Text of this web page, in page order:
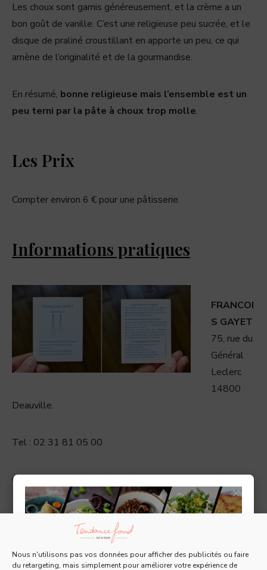
Nous n'utilisons pas vos données pour afficher des publicités ou faire
du retargeting, mais simplement pour améliorer votre expérience de
Les choux sont garnis généreusement, et la crème a un
bon goût de vanille. C’est une religieuse peu sucrée, et le
disque de praliné croustillant en apporte un peu, ce qui
amène de l’originalité et de la gourmandise.
En résumé, bonne religieuse mais l’ensemble est un
peu terni par la pâte à choux trop molle.
Les Prix
Compter environ 6 € pour une pâtisserie.
Informations pratiques
FRANCOI
S GAYET
75, rue du
Général
Leclerc
14800
Deauville.
Tel : 02 31 81 05 00
Ouvert vendredi et samedi de 8h à 13h30 et de 14h30 à
19h
Le dimanche de 8h à 13h30.
Commandes possibles
×